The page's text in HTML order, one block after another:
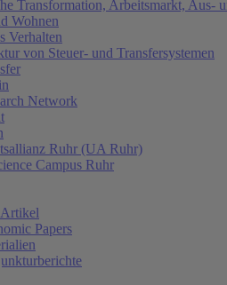
Transformation, Arbeitsmarkt, Aus-
Wohnen
Verhalten
von Steuer- und Transfersystemen
Network
Ruhr (UA Ruhr)
Campus Ruhr
Papers